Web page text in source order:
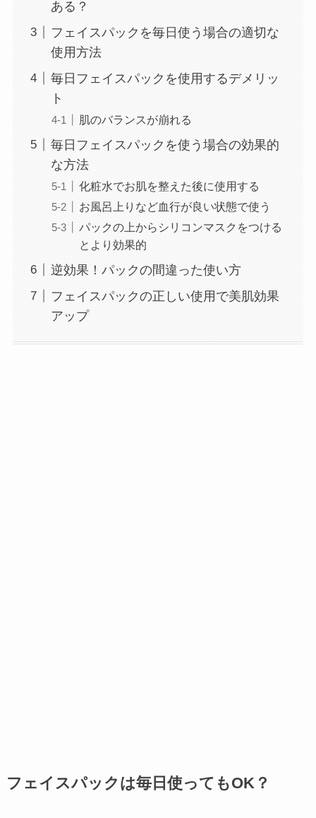
ある？
フェイスパックを毎日使う場合の適切な
使用方法
毎日フェイスパックを使用するデメリッ
ト
肌のバランスが崩れる
毎日フェイスパックを使う場合の効果的
な方法
化粧水でお肌を整えた後に使用する
お風呂上りなど血行が良い状態で使う
パックの上からシリコンマスクをつける
とより効果的
逆効果！パックの間違った使い方
フェイスパックの正しい使用で美肌効果
アップ
フェイスパックは毎日使ってもOK？